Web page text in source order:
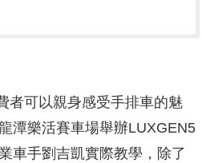
者可以親身感受手排車的魅
潭樂活賽車場舉辦LUXGEN5
車手劉吉凱實際教學，除了